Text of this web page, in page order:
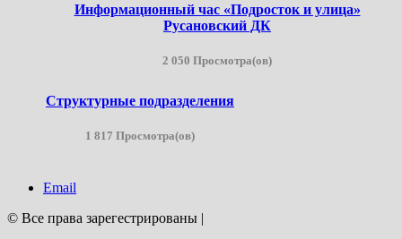
Информационный час «Подросток и улица»
Русановский ДК
2 050 Просмотра(ов)
Структурные подразделения
1 817 Просмотра(ов)
Email
© Все права зарегестрированы |